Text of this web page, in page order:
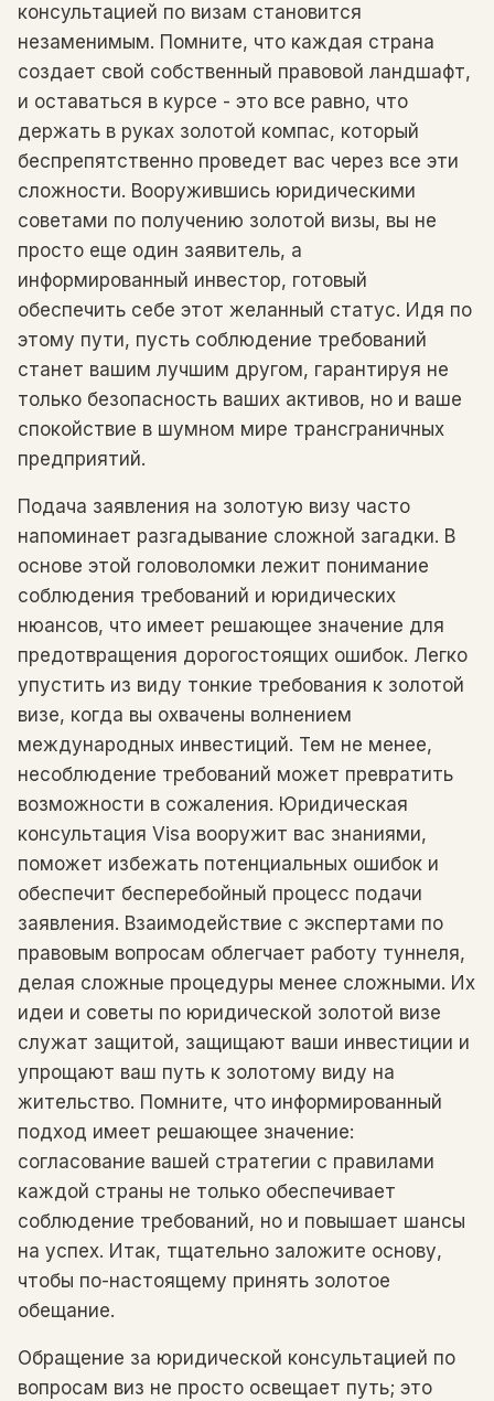
консультацией по визам становится
незаменимым. Помните, что каждая страна
создает свой собственный правовой ландшафт,
и оставаться в курсе - это все равно, что
держать в руках золотой компас, который
беспрепятственно проведет вас через все эти
сложности. Вооружившись юридическими
советами по получению золотой визы, вы не
просто еще один заявитель, а
информированный инвестор, готовый
обеспечить себе этот желанный статус. Идя по
этому пути, пусть соблюдение требований
станет вашим лучшим другом, гарантируя не
только безопасность ваших активов, но и ваше
спокойствие в шумном мире трансграничных
предприятий.
Подача заявления на золотую визу часто
напоминает разгадывание сложной загадки. В
основе этой головоломки лежит понимание
соблюдения требований и юридических
нюансов, что имеет решающее значение для
предотвращения дорогостоящих ошибок. Легко
упустить из виду тонкие требования к золотой
визе, когда вы охвачены волнением
международных инвестиций. Тем не менее,
несоблюдение требований может превратить
возможности в сожаления. Юридическая
консультация Visa вооружит вас знаниями,
поможет избежать потенциальных ошибок и
обеспечит бесперебойный процесс подачи
заявления. Взаимодействие с экспертами по
правовым вопросам облегчает работу туннеля,
делая сложные процедуры менее сложными. Их
идеи и советы по юридической золотой визе
служат защитой, защищают ваши инвестиции и
упрощают ваш путь к золотому виду на
жительство. Помните, что информированный
подход имеет решающее значение:
согласование вашей стратегии с правилами
каждой страны не только обеспечивает
соблюдение требований, но и повышает шансы
на успех. Итак, тщательно заложите основу,
чтобы по-настоящему принять золотое
обещание.
Обращение за юридической консультацией по
вопросам виз не просто освещает путь; это